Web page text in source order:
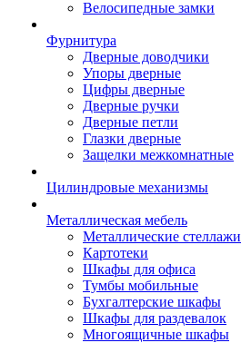
Велосипедные замки
Фурнитура
Дверные доводчики
Упоры дверные
Цифры дверные
Дверные ручки
Дверные петли
Глазки дверные
Защелки межкомнатные
Цилиндровые механизмы
Металлическая мебель
Металлические стеллажи
Картотеки
Шкафы для офиса
Тумбы мобильные
Бухгалтерские шкафы
Шкафы для раздевалок
Многоящичные шкафы